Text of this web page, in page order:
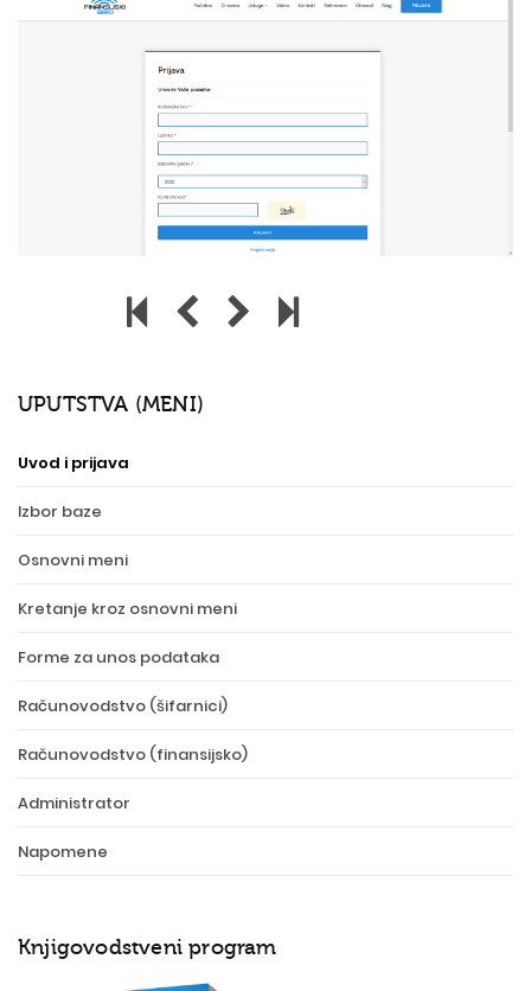
UPUTSTVA (MENI)
Uvod i prijava
Izbor baze
Osnovni meni
Kretanje kroz osnovni meni
Forme za unos podataka
Računovodstvo (šifarnici)
Računovodstvo (finansijsko)
Administrator
Napomene
Knjigovodstveni program